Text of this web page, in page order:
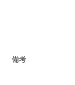
備考